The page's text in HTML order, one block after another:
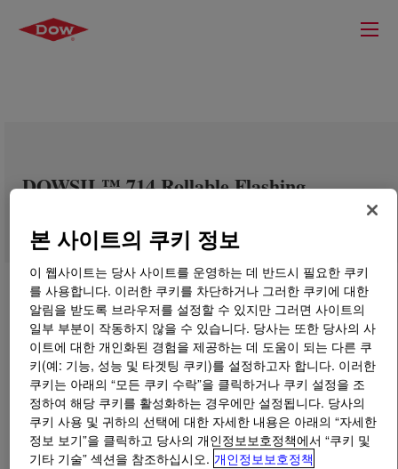
DOWSIL™ 714 Rollable Flashing
무엇입니까DOWSIL™ 714 Rollable Flashing?
본 사이트의 쿠키 정보
이 웹사이트는 당사 사이트를 운영하는 데 반드시 필요한 쿠키
를 사용합니다. 이러한 쿠키를 차단하거나 그러한 쿠키에 대한
알림을 받도록 브라우저를 설정할 수 있지만 그러면 사이트의
일부 부분이 작동하지 않을 수 있습니다. 당사는 또한 당사의 사
이트에 대한 개인화된 경험을 제공하는 데 도움이 되는 다른 쿠
키(예: 기능, 성능 및 타겟팅 쿠키)를 설정하고자 합니다. 이러한
쿠키는 아래의 “모든 쿠키 수락”을 클릭하거나 쿠키 설정을 조
정하여 해당 쿠키를 활성화하는 경우에만 설정됩니다. 당사의
쿠키 사용 및 귀하의 선택에 대한 자세한 내용은 아래의 “자세한
정보 보기”을 클릭하고 당사의 개인정보보호정책에서 “쿠키 및
기타 기술” 섹션을 참조하십시오. 개인정보보호정책